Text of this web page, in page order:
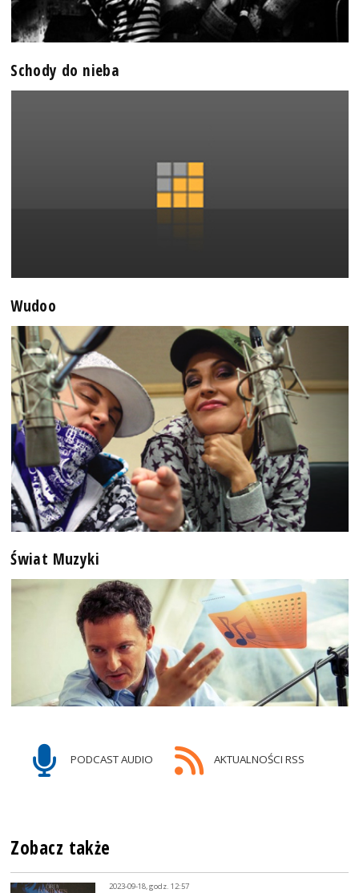
Schody do nieba
Wudoo
Świat Muzyki
PODCAST AUDIO AKTUALNOŚCI RSS
Zobacz także
2023-09-18, godz. 12:57